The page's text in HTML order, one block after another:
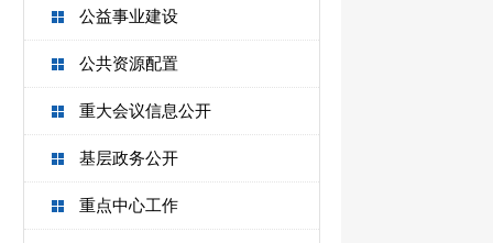
公益事业建设
公共资源配置
重大会议信息公开
基层政务公开
重点中心工作